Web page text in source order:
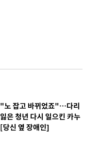
"노 잡고 바뀌었죠"…다리
잃은 청년 다시 일으킨 카누
[당신 옆 장애인]